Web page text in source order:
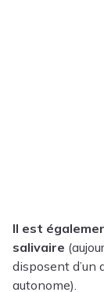
Il est
salivaire
disposent d’un
autonome).